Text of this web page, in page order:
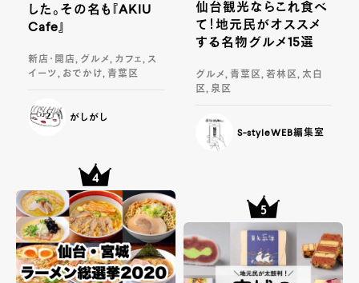
した。その名も『AKIU
Cafe』
新店・開店, グルメ, カフェ, ス
イーツ, おでかけ, 青葉区
がしがし
仙台観光ならこれ食べ
て！地元民がオススメ
する名物グルメ15選
グルメ, 青葉区, 若林区, 太白
区, 泉区
S-styleWEB編集室